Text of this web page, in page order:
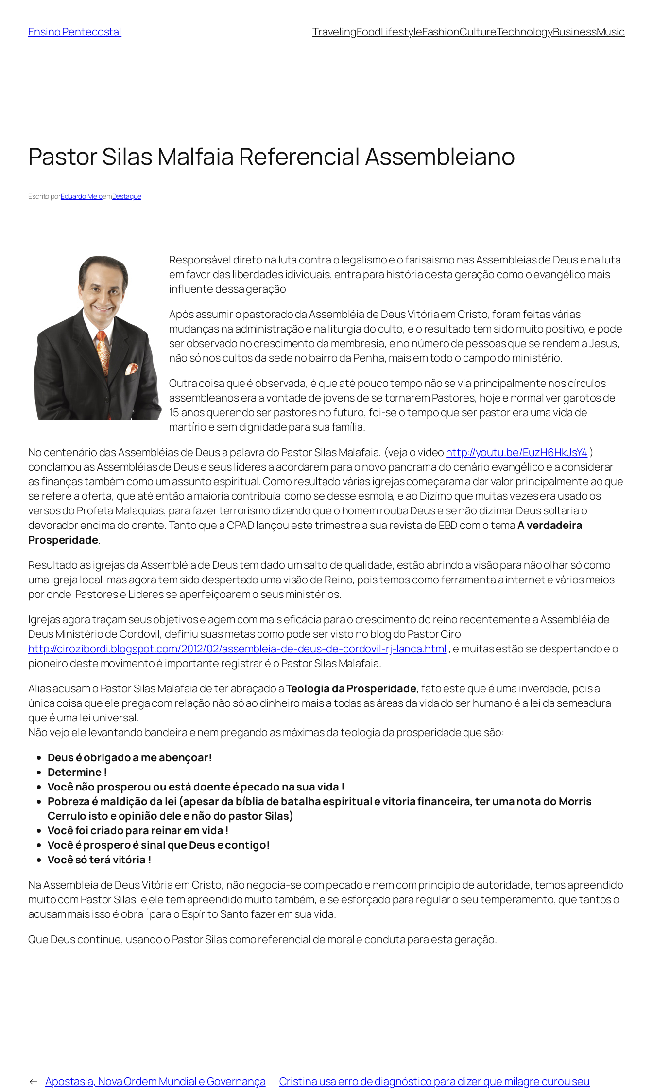
Ensino Pentecostal TravelingFoodLifestyleFashionCultureTechnologyBusinessMusic
Pastor Silas Malfaia Referencial Assembleiano
Escrito porEduardo MeloemDestaque
Responsável direto na luta contra o legalismo e o farisaismo nas Assembleias de Deus e na luta
em favor das liberdades idividuais, entra para história desta geração como o evangélico mais
influente dessa geração
Após assumir o pastorado da Assembléia de Deus Vitória em Cristo, foram feitas várias
mudanças na administração e na liturgia do culto, e o resultado tem sido muito positivo, e pode
ser observado no crescimento da membresia, e no número de pessoas que se rendem a Jesus,
não só nos cultos da sede no bairro da Penha, mais em todo o campo do ministério.
Outra coisa que é observada, é que até pouco tempo não se via principalmente nos círculos
assembleanos era a vontade de jovens de se tornarem Pastores, hoje e normal ver garotos de
15 anos querendo ser pastores no futuro, foi-se o tempo que ser pastor era uma vida de
martírio e sem dignidade para sua família.
No centenário das Assembléias de Deus a palavra do Pastor Silas Malafaia, (veja o vídeo http://youtu.be/EuzH6HkJsY4)
conclamou as Assembléias de Deus e seus líderes a acordarem para o novo panorama do cenário evangélico e a considerar
as finanças também como um assunto espiritual. Como resultado várias igrejas começaram a dar valor principalmente ao que
se refere a oferta, que até então a maioria contribuía como se desse esmola, e ao Dizímo que muitas vezes era usado os
versos do Profeta Malaquias, para fazer terrorismo dizendo que o homem rouba Deus e se não dizimar Deus soltaria o
devorador encima do crente. Tanto que a CPAD lançou este trimestre a sua revista de EBD com o temaA verdadeira
Prosperidade.
Resultado as igrejas da Assembléia de Deus tem dado um salto de qualidade, estão abrindo a visão para não olhar só como
uma igreja local, mas agora tem sido despertado uma visão de Reino, pois temos como ferramenta a internet e vários meios
por onde Pastores e Lideres se aperfeiçoarem o seus ministérios.
Igrejas agora traçam seus objetivos e agem com mais eficácia para o crescimento do reino recentemente a Assembléia de
Deus Ministério de Cordovil, definiu suas metas como pode ser visto no blog do Pastor Ciro
http://cirozibordi.blogspot.com/2012/02/assembleia-de-deus-de-cordovil-rj-lanca.html , e muitas estão se despertando e o
pioneiro deste movimento é importante registrar é o Pastor Silas Malafaia.
Alias acusam o Pastor Silas Malafaia de ter abraçado aTeologia da Prosperidade, fato este que é uma inverdade, pois a
única coisa que ele prega com relação não só ao dinheiro mais a todas as áreas da vida do ser humano é a lei da semeadura
que é uma lei universal.
Não vejo ele levantando bandeira e nem pregando as máximas da teologia da prosperidade que são:
Deus é obrigado a me abençoar!
Determine !
Você não prosperou ou está doente é pecado na sua vida !
Pobreza é maldição da lei (apesar da bíblia de batalha espiritual e vitoria financeira, ter uma nota do Morris
Cerrulo isto e opinião dele e não do pastor Silas)
Você foi criado para reinar em vida !
Você é prospero é sinal que Deus e contigo!
Você só terá vitória !
Na Assembleia de Deus Vitória em Cristo, não negocia-se com pecado e nem com principio de autoridade, temos apreendido
muito com Pastor Silas, e ele tem apreendido muito também, e se esforçado para regular o seu temperamento, que tantos o
acusam mais isso é obra ´para o Espírito Santo fazer em sua vida.
Que Deus continue, usando o Pastor Silas como referencial de moral e conduta para esta geração.
← Apostasia, Nova Ordem Mundial e Governança
Cristina usa erro de diagnóstico para dizer que milagre curou seu